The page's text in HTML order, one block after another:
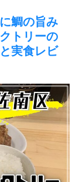
鯛の旨み
トリーの
実食レビ